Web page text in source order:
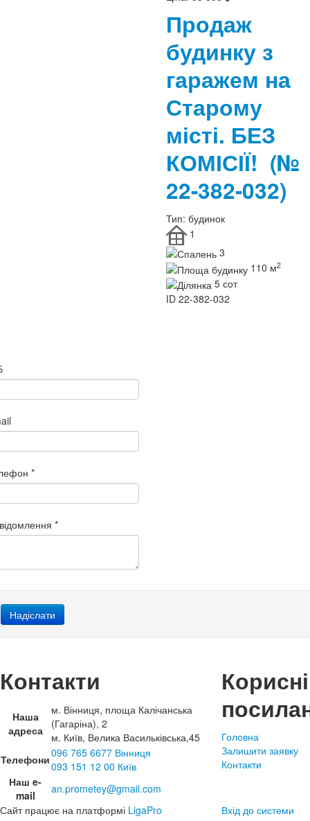
Продаж
будинку з
гаражем на
Старому
місті. БЕЗ
КОМІСІЇ! (№
22-382-032)
Тип: будинок
1
3
110 м2
5 сот
ID 22-382-032
*
*
Контакти
Наша
адреса
м. Вінниця, площа Калічанська
(Гагаріна), 2
м. Київ, Велика Васильківська,45
Телефони096 765 6677 Вінниця
093 151 12 00 Київ
Наш e-
mail
an.prometey@gmail.com
Корисні
Головна
Залишити заявку
Контакти
Сайт працює на платформі LigaPro Вхід до системи